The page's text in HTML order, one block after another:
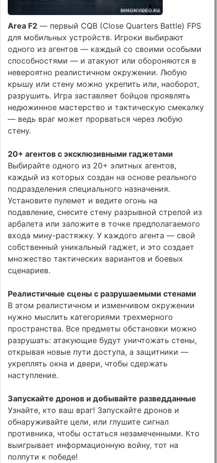
Area F2 — первый CQB (Close Quarters Battle) FPS
для мобильных устройств. Игроки выбирают
одного из агентов — каждый со своими особыми
способностями — и атакуют или обороняются в
невероятно реалистичном окружении. Любую
крышу или стену можно укрепить или, наоборот,
разрушить. Игра заставляет бойцов проявлять
недюжинное мастерство и тактическую смекалку
— ведь враг может прорваться через любую
стену.
20+ агентов с эксклюзивными гаджетами
Выбирайте одного из 20+ элитных агентов,
каждый из которых создан на основе реального
подразделения специального назначения.
Установите пулемет и ведите огонь на
подавление, снесите стену разрывной стрелой из
арбалета или заложите в точке предполагаемого
входа мину-растяжку. У каждого агента — свой
собственный уникальный гаджет, и это создает
множество тактических вариантов и боевых
сценариев.
Реалистичные сцены с разрушаемыми стенами
В этом реалистичном и изменчивом окружении
нужно мыслить категориями трехмерного
пространства. Все предметы обстановки можно
разрушать: атакующие будут уничтожать стены,
открывая новые пути доступа, а защитники —
укреплять окна и двери, чтобы сдержать
наступление.
Запускайте дронов и добывайте разведданные
Узнайте, кто ваш враг! Запускайте дронов и
обнаруживайте цели, или глушите сигнал
противника, чтобы остаться незамеченными. Кто
выигрывает информационную войну, тот на
полпути к победе!